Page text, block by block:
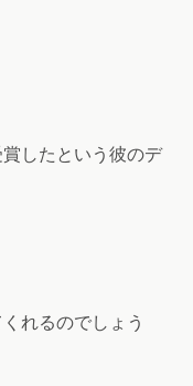
したという彼のデ
れるのでしょう